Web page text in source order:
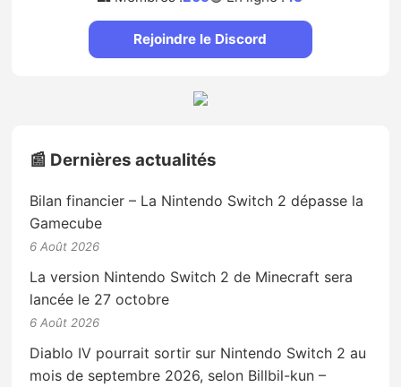
Rejoindre le Discord
📰 Dernières actualités
Bilan financier – La Nintendo Switch 2 dépasse la
Gamecube
6 Août 2026
La version Nintendo Switch 2 de Minecraft sera
lancée le 27 octobre
6 Août 2026
Diablo IV pourrait sortir sur Nintendo Switch 2 au
mois de septembre 2026, selon Billbil-kun –